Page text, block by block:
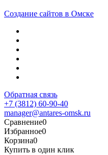
Создание сайтов в Омске
Обратная связь
+7 (3812) 60-90-40
manager@antares-omsk.ru
Сравнение0
Избранное0
Корзина0
Купить в один клик